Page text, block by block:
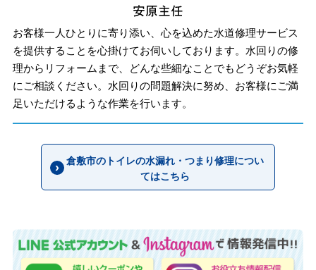
お客様一人ひとりに寄り添い、心を込めた水道修理サービス
を提供することを心掛けてお伺いしております。水回りの修
理からリフォームまで、どんな些細なことでもどうぞお気軽
にご相談ください。水回りの問題解決に努め、お客様にご満
足いただけるような作業を行います。
倉敷市のトイレの水漏れ・つまり修理につい
てはこちら